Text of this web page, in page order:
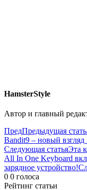
HamsterStyle
Автор и главный
ПредПредыдущая
Bandit9 – новый взгляд
Следующая статьяЭта
All In One Keyboard
зарядное устройство!
0 0 голоса
Рейтинг статьи